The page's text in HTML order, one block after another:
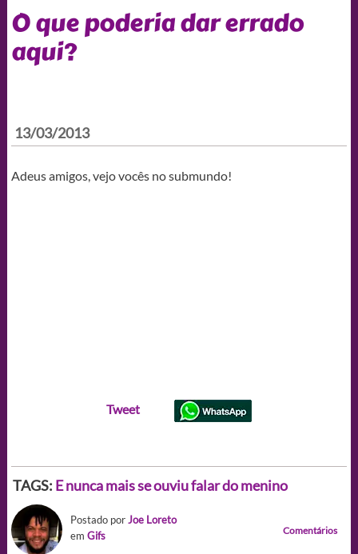
O que poderia dar errado
aqui?
13/03/2013
Adeus amigos, vejo vocês no submundo!
Tweet
TAGS: E nunca mais se ouviu falar do menino
Postado porJoe Loreto
em Gifs Comentários